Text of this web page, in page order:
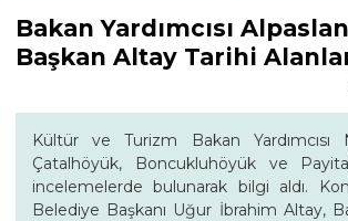
Bakan Yardımcısı
Başkan Altay Tarihi
Kültür ve Turizm Bakan Yardımcısı
Çatalhöyük, Boncukluhöyük ve
incelemelerde bulunarak bilgi aldı.
Belediye Başkanı Uğur İbrahim Altay,